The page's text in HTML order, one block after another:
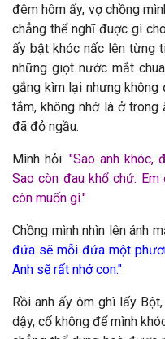
đêm hôm ấy, vợ chồng
chẳng thể nghĩ đuợc gì
ấy bật khóc nấc lên từng
những giọt nước mắt
gắng kìm lại nhưng không
tắm, không nhớ là ở
đã đỏ ngầu.
Mình hỏi: "Sao anh khóc,
Sao còn đau khổ chứ.
còn muốn gì."
Chồng mình nhìn lên ánh
đứa sẽ mỗi đứa một
Anh sẽ rất nhớ con."
Rồi anh ấy ôm ghì lấy
dậy, cố không để mình